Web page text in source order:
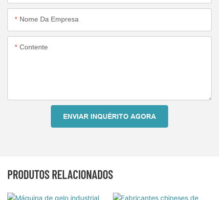
Nome Da Empresa
Contente
ENVIAR INQUÉRITO AGORA
PRODUTOS RELACIONADOS